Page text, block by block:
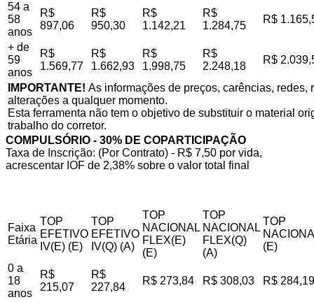
54 a
58
anos
R$
897,06
R$
950,30
R$
1.142,21
R$
1.284,75
R$
+ de
59
anos
R$
1.569,77
R$
1.662,93
R$
1.998,75
R$
2.248,18
R$
IMPORTANTE! As informações de preços, carências,
alterações a qualquer momento.
Esta ferramenta não tem o objetivo de substituir o material
trabalho do corretor.
COMPULSÓRIO - 30% DE COPARTICIPAÇÃO
Taxa de Inscrição: (Por Contrato) - R$ 7,50 por vida,
acrescentar IOF de 2,38% sobre o valor total final
Faixa
Etária
TOP
EFETIVO
IV(E) (E)
TOP
EFETIVO
IV(Q) (A)
TOP
NACIONAL
FLEX(E)
(E)
TOP
NACIONAL
FLEX(Q)
(A)
TOP
(E)
0 a
18
anos
R$
215,07
R$
227,84
R$ 273,84 R$ 308,03 R$ 284,19